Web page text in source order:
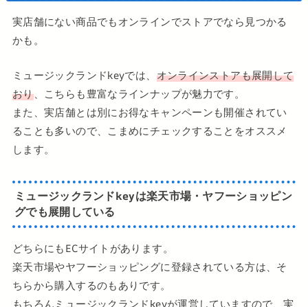
実店舗にない商品でもオンラインでストアでなら見つかる
かも。
ミュージックランドkeyでは、 オンラインストアも展開して
おり、こちらも豊富なラインナップが魅力です。
また、実店舗とは別にお得なキャンペーンも開催されてい
ることも多いので、こまめにチェックすることをオススメ
します。
ミュージックランドkeyは楽天市場・ヤフーショッピン
グでも展開している
どちらにもECサイトがあります。
楽天市場やヤフーショッピングに登録されている方は、そ
ちらから購入するのもありです。
もちろんミュージックランドkeyが運営していますので、実